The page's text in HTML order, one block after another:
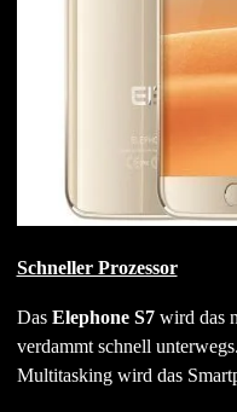
Schneller Prozessor
Das Elephone S7wird das
verdammt schnell
Multitasking wird das